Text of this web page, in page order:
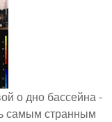
о дно бассейна -
самым странным